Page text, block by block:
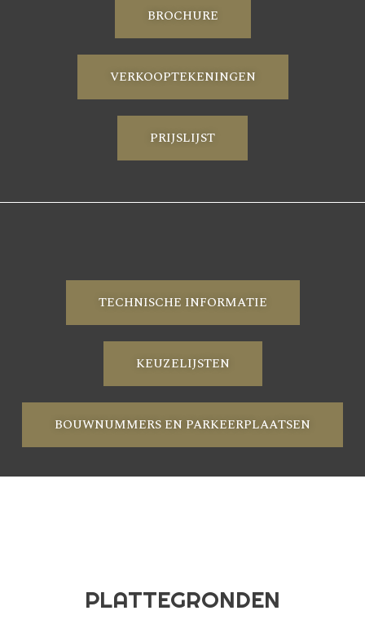
BROCHURE
VERKOOPTEKENINGEN
PRIJSLIJST
TECHNISCHE INFORMATIE
KEUZELIJSTEN
BOUWNUMMERS EN PARKEERPLAATSEN
PLATTEGRONDEN